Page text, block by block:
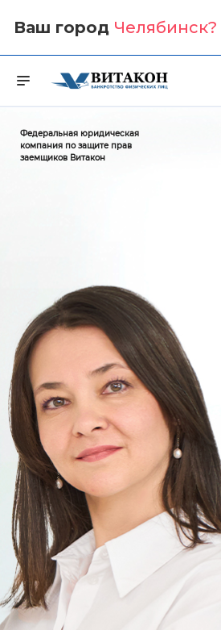
Ваш город Челябинск?
Федеральная юридическая
компания по защите прав
заемщиков Витакон